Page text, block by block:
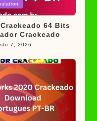
64 Bits
Crackeado
7, 2026